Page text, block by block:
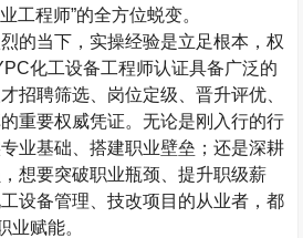
工程师”的全方位蜕变。
的当下，实操经验是立足根本，权
化工设备工程师认证具备广泛的
招聘筛选、岗位定级、晋升评优、
重要权威凭证。无论是刚入行的行
业基础、搭建职业壁垒；还是深耕
想要突破职业瓶颈、提升职级薪
设备管理、技改项目的从业者，都
业赋能。